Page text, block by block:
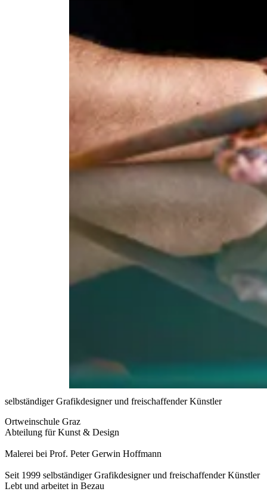
selbständiger Grafikdesigner und freischaffender Künstler
Ortweinschule Graz
Abteilung für Kunst & Design
Malerei bei Prof. Peter Gerwin Hoffmann
Seit 1999 selbständiger Grafikdesigner und freischaffender Künstler
Lebt und arbeitet in Bezau